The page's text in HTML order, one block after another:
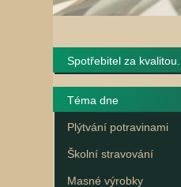
Spotřebitel za kvalitou...
Téma dne
Plýtvání potravinami
Školní stravování
Masné výrobky